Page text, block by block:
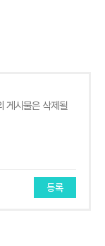
등록